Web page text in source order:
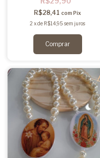
R$28,41com Pix
2 xde R$14,95 sem juros